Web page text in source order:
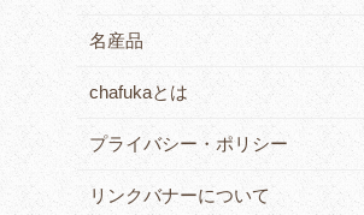
名産品
chafukaとは
プライバシー・ポリシー
リンクバナーについて